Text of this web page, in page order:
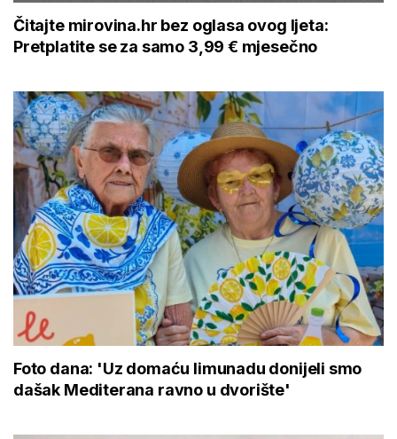
Čitajte mirovina.hr bez oglasa ovog ljeta:
Pretplatite se za samo 3,99 € mjesečno
Foto dana: 'Uz domaću limunadu donijeli smo
dašak Mediterana ravno u dvorište'